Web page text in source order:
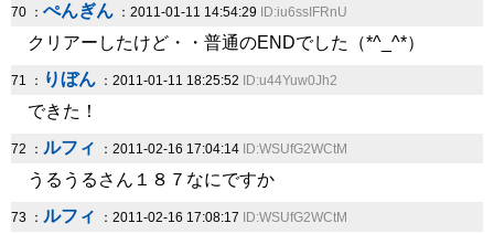
70 ： ぺんぎん ：2011-01-11 14:54:29 ID:iu6ssIFRnU
クリアーしたけど・・普通のENDでした（*^_^*）
71 ： りぼん ：2011-01-11 18:25:52 ID:u44Yuw0Jh2
できた！
72 ： ルフィ ：2011-02-16 17:04:14 ID:WSUfG2WCtM
うるうるさん１８７なにですか
73 ： ルフィ ：2011-02-16 17:08:17 ID:WSUfG2WCtM